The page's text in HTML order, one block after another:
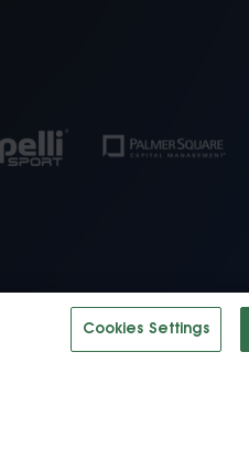
Cookies Settings